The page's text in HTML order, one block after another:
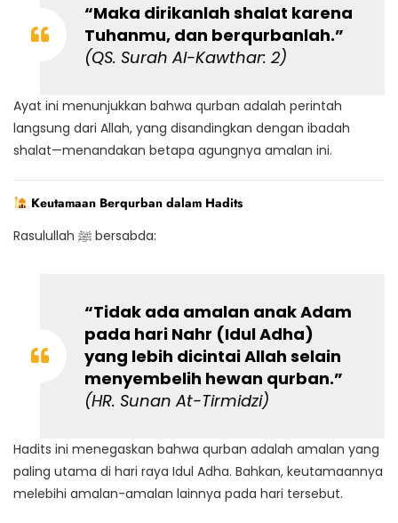
“Maka dirikanlah shalat karena
Tuhanmu, dan berqurbanlah.”
(QS. Surah Al-Kawthar: 2)
Ayat ini menunjukkan bahwa qurban adalah perintah
langsung dari Allah, yang disandingkan dengan ibadah
shalat—menandakan betapa agungnya amalan ini.
Keutamaan Berqurban dalam Hadits
Rasulullah ﷺ bersabda:
“Tidak ada amalan anak Adam
pada hari Nahr (Idul Adha)
yang lebih dicintai Allah selain
menyembelih hewan qurban.”
(HR. Sunan At-Tirmidzi)
Hadits ini menegaskan bahwa qurban adalah amalan yang
paling utama di hari raya Idul Adha. Bahkan, keutamaannya
melebihi amalan-amalan lainnya pada hari tersebut.